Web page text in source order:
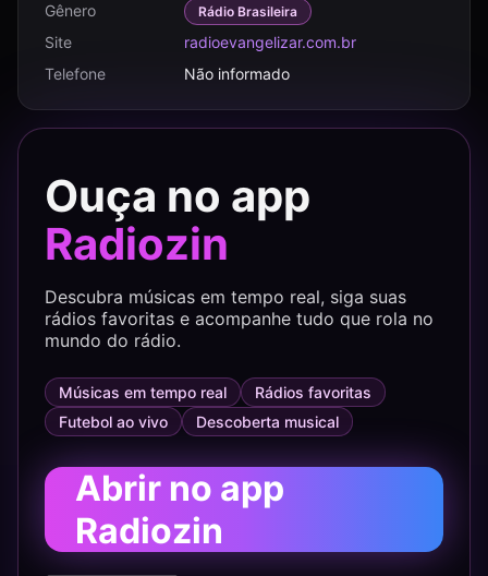
Gênero
Rádio Brasileira
Site
radioevangelizar.com.br
Telefone
Não informado
Ouça no app
Radiozin
Descubra músicas em tempo real, siga suas
rádios favoritas e acompanhe tudo que rola no
mundo do rádio.
Músicas em tempo real
Rádios favoritas
Futebol ao vivo
Descoberta musical
Abrir no app
Radiozin